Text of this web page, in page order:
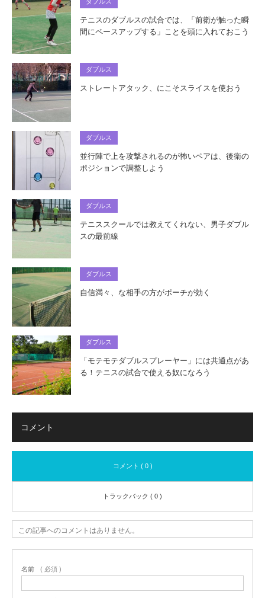
テニスのダブルスの試合では、「前衛が触った瞬
間にペースアップする」ことを頭に入れておこう
ダブルス
ストレートアタック、にこそスライスを使おう
ダブルス
並行陣で上を攻撃されるのが怖いペアは、後衛の
ポジションで調整しよう
ダブルス
テニススクールでは教えてくれない、男子ダブル
スの最前線
ダブルス
自信満々、な相手の方がポーチが効く
ダブルス
「モテモテダブルスプレーヤー」には共通点があ
る！テニスの試合で使える奴になろう
コメント
コメント ( 0 )
トラックバック ( 0 )
この記事へのコメントはありません。
名前 ( 必須 )